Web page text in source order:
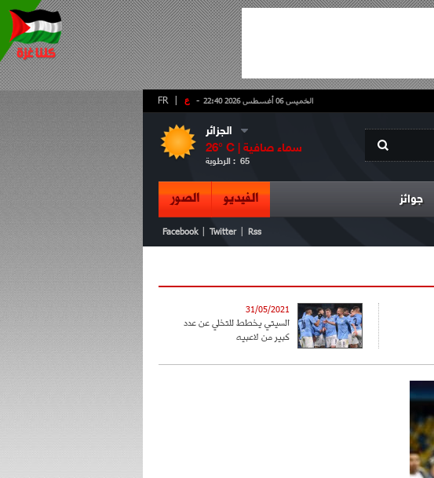
- ع FR الخميس 06 أغسطس 2026 22:40
الجزائر
26° C | سماء صافية
الرطوبة : 65
جوائز الفيديو الصور
Facebook Twitter Rss
31/05/2021
السيتي يخطط للتخلي عن عدد
كبير من لاعبيه